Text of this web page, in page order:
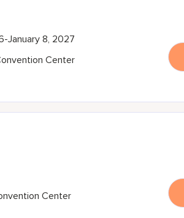
Center
January 8, 2027
Center